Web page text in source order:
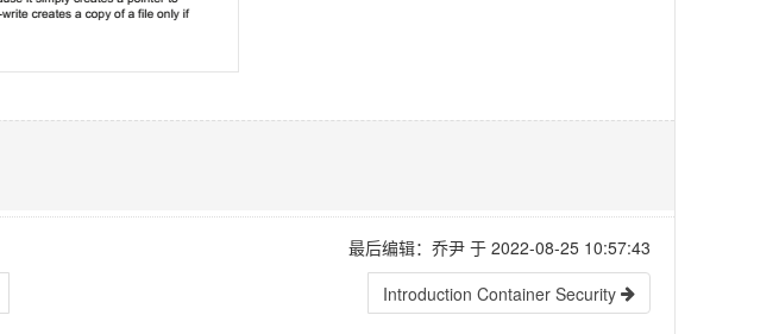
最后编辑：乔尹 于 2022-08-25 10:57:43
Introduction Container Security